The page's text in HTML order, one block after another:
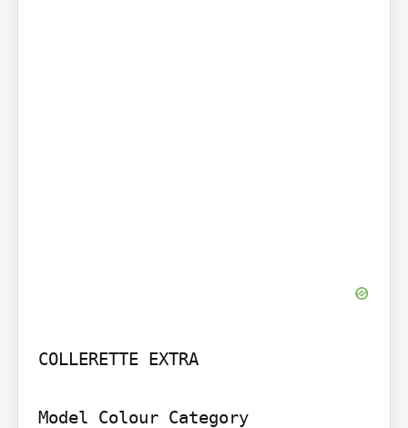
COLLERETTE EXTRA
Model Colour Category